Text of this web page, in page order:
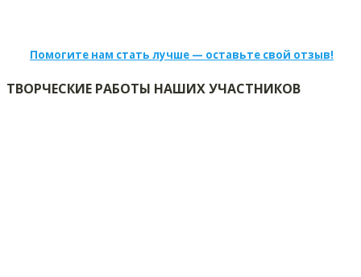
Помогите нам стать лучше — оставьте свой отзыв!
ТВОРЧЕСКИЕ РАБОТЫ НАШИХ УЧАСТНИКОВ